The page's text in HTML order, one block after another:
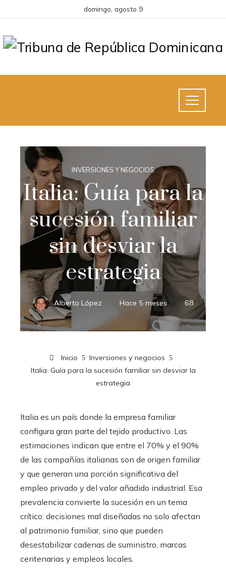
domingo, agosto 9
INVERSIONES Y NEGOCIOS
Italia: Guía para la
sucesión familiar
sin desviar la
estrategia
Alberto López Hace 5 meses 68
Inicio
Inversiones y negocios
Italia: Guía para la sucesión familiar sin desviar la
estrategia
Italia es un país donde la empresa familiar
configura gran parte del tejido productivo. Las
estimaciones indican que entre el 70% y el 90%
de las compañías italianas son de origen familiar
y que generan una porción significativa del
empleo privado y del valor añadido industrial. Esa
prevalencia convierte la sucesión en un tema
crítico: decisiones mal diseñadas no solo afectan
al patrimonio familiar, sino que pueden
desestabilizar cadenas de suministro, marcas
centenarias y empleos locales.